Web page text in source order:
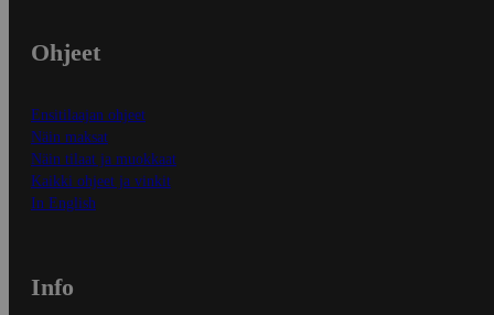
Ohjeet
Ensitilaajan ohjeet
Näin maksat
Näin tilaat ja muokkaat
Kaikki ohjeet ja vinkit
In English
Info